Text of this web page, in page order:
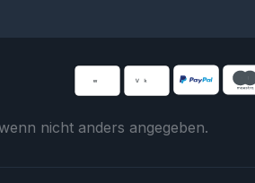
nicht anders angegeben.